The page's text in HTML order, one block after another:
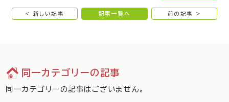
< 新しい記事 記事一覧へ 前の記事 >
同一カテゴリーの記事
同一カテゴリーの記事はございません。